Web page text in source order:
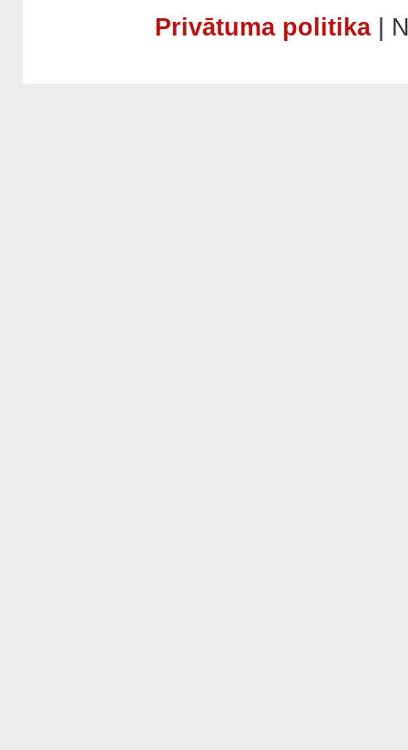
Privātuma politika|